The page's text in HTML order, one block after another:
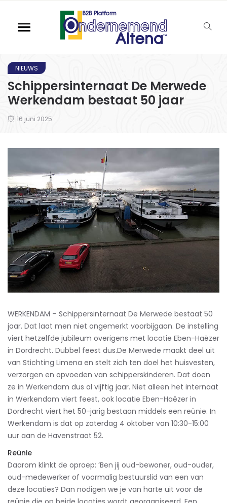
NIEUWS
Schippersinternaat De Merwede
Werkendam bestaat 50 jaar
16 juni 2025
WERKENDAM – Schippersinternaat De Merwede bestaat 50
jaar. Dat laat men niet ongemerkt voorbijgaan. De instelling
viert hetzelfde jubileum overigens met locatie Eben-Haëzer
in Dordrecht. Dubbel feest dus.De Merwede maakt deel uit
van Stichting Limena en stelt zich ten doel het huisvesten,
verzorgen en opvoeden van schipperskinderen. Dat doen
ze in Werkendam dus al vijftig jaar. Niet alleen het internaat
in Werkendam viert feest, ook locatie Eben-Haëzer in
Dordrecht viert het 50-jarig bestaan middels een reünie. In
Werkendam is dat op zaterdag 4 oktober van 10:30-15:00
uur aan de Havenstraat 52.
Reünie
Daarom klinkt de oproep: ‘Ben jij oud-bewoner, oud-ouder,
oud-medewerker of voormalig bestuurslid van een van
deze locaties? Dan nodigen we je van harte uit voor de